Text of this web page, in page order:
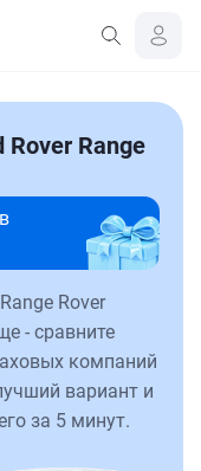
Range
Rover
- сравните
компаний
вариант и
за 5 минут.